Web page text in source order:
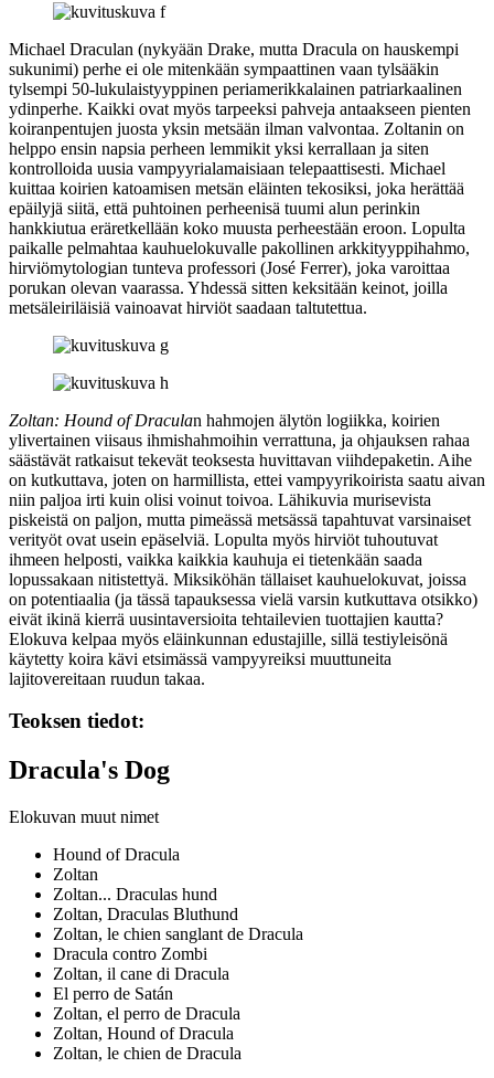
Michael Draculan (nykyään Drake, mutta Dracula on hauskempi
sukunimi) perhe ei ole mitenkään sympaattinen vaan tylsääkin
tylsempi 50‑lukulaistyyppinen periamerikkalainen patriarkaalinen
ydinperhe. Kaikki ovat myös tarpeeksi pahveja antaakseen pienten
koiranpentujen juosta yksin metsään ilman valvontaa. Zoltanin on
helppo ensin napsia perheen lemmikit yksi kerrallaan ja siten
kontrolloida uusia vampyyrialamaisiaan telepaattisesti. Michael
kuittaa koirien katoamisen metsän eläinten tekosiksi, joka herättää
epäilyjä siitä, että puhtoinen perheenisä tuumi alun perinkin
hankkiutua eräretkellään koko muusta perheestään eroon. Lopulta
paikalle pelmahtaa kauhuelokuvalle pakollinen arkkityyppihahmo,
hirviömytologian tunteva professori (José Ferrer), joka varoittaa
porukan olevan vaarassa. Yhdessä sitten keksitään keinot, joilla
metsäleiriläisiä vainoavat hirviöt saadaan taltutettua.
Zoltan: Hound of Draculan hahmojen älytön logiikka, koirien
ylivertainen viisaus ihmishahmoihin verrattuna, ja ohjauksen rahaa
säästävät ratkaisut tekevät teoksesta huvittavan viihdepaketin. Aihe
on kutkuttava, joten on harmillista, ettei vampyyrikoirista saatu aivan
niin paljoa irti kuin olisi voinut toivoa. Lähikuvia murisevista
piskeistä on paljon, mutta pimeässä metsässä tapahtuvat varsinaiset
verityöt ovat usein epäselviä. Lopulta myös hirviöt tuhoutuvat
ihmeen helposti, vaikka kaikkia kauhuja ei tietenkään saada
lopussakaan nitistettyä. Miksiköhän tällaiset kauhuelokuvat, joissa
on potentiaalia (ja tässä tapauksessa vielä varsin kutkuttava otsikko)
eivät ikinä kierrä uusintaversioita tehtailevien tuottajien kautta?
Elokuva kelpaa myös eläinkunnan edustajille, sillä testiyleisönä
käytetty koira kävi etsimässä vampyyreiksi muuttuneita
lajitovereitaan ruudun takaa.
Teoksen tiedot:
Dracula's Dog
Elokuvan muut nimet
Hound of Dracula
Zoltan
Zoltan... Draculas hund
Zoltan, Draculas Bluthund
Zoltan, le chien sanglant de Dracula
Dracula contro Zombi
Zoltan, il cane di Dracula
El perro de Satán
Zoltan, el perro de Dracula
Zoltan, Hound of Dracula
Zoltan, le chien de Dracula